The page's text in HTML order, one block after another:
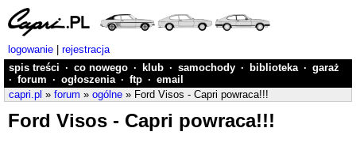
logowanie
rejestracja
spis treści · co nowego · klub · samochody · biblioteka · garaż
· forum · ogłoszenia · ftp · email
capri.pl » forum » ogólne » Ford Visos - Capri powraca!!!
Ford Visos - Capri powraca!!!